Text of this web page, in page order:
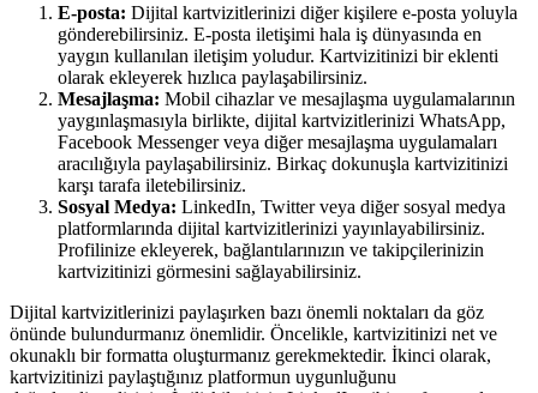
E-posta: Dijital kartvizitlerinizi diğer kişilere e-posta yoluyla
gönderebilirsiniz. E-posta iletişimi hala iş dünyasında en
yaygın kullanılan iletişim yoludur. Kartvizitinizi bir eklenti
olarak ekleyerek hızlıca paylaşabilirsiniz.
Mesajlaşma: Mobil cihazlar ve mesajlaşma uygulamalarının
yaygınlaşmasıyla birlikte, dijital kartvizitlerinizi WhatsApp,
Facebook Messenger veya diğer mesajlaşma uygulamaları
aracılığıyla paylaşabilirsiniz. Birkaç dokunuşla kartvizitinizi
karşı tarafa iletebilirsiniz.
Sosyal Medya: LinkedIn, Twitter veya diğer sosyal medya
platformlarında dijital kartvizitlerinizi yayınlayabilirsiniz.
Profilinize ekleyerek, bağlantılarınızın ve takipçilerinizin
kartvizitinizi görmesini sağlayabilirsiniz.
Dijital kartvizitlerinizi paylaşırken bazı önemli noktaları da göz
önünde bulundurmanız önemlidir. Öncelikle, kartvizitinizi net ve
okunaklı bir formatta oluşturmanız gerekmektedir. İkinci olarak,
kartvizitinizi paylaştığınız platformun uygunluğunu